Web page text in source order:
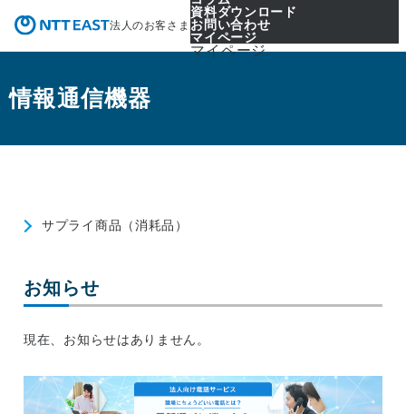
法人のお客さま
資料ダウンロード
お問い合わせ
マイページ
マイページ
情報通信機器
サプライ商品（消耗品）
お知らせ
現在、お知らせはありません。